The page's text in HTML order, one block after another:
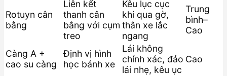
Rotuyn cân
bằng
Liên kết
thanh cân
bằng với cụm
treo
Kêu lục cục
khi qua gờ,
thân xe lắc
ngang
Trung
bình–
Cao
Càng A +
cao su càng
Định vị hình
học bánh xe
Lái không
chính xác, đảo
lái nhẹ, kêu ục
Cao